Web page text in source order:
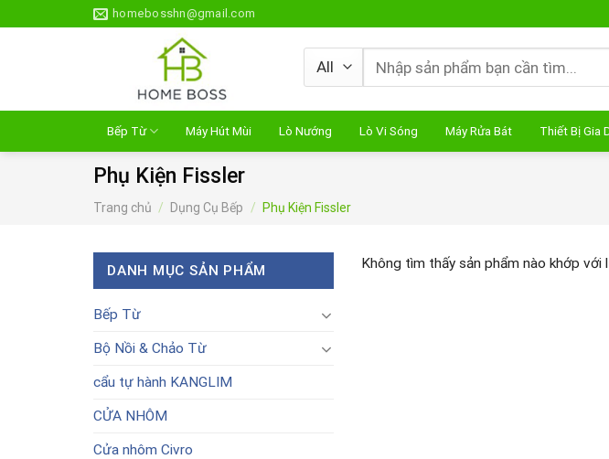
to
homebosshn@gmail.com
Tìm
kiếm:
Bếp Từ Máy Hút Mùi Lò Nướng Lò Vi Sóng Máy Rửa Bát Thiết Bị Gia
Phụ Kiện Fissler
Trang chủ / Dụng Cụ Bếp / Phụ Kiện Fissler
DANH MỤC SẢN PHẨM
Bếp Từ
Bộ Nồi & Chảo Từ
cẩu tự hành KANGLIM
CỬA NHÔM
Cửa nhôm Civro
Không tìm thấy sản phẩm nào khớp với